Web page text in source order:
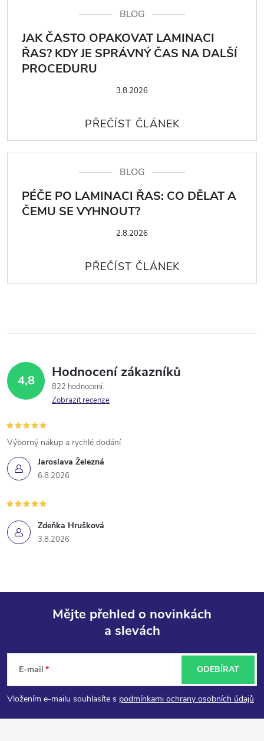
BLOG
JAK ČASTO OPAKOVAT LAMINACI
ŘAS? KDY JE SPRÁVNÝ ČAS NA DALŠÍ
PROCEDURU
3.8.2026
BLOG
PÉČE PO LAMINACI ŘAS: CO DĚLAT A
ČEMU SE VYHNOUT?
2.8.2026
4,8 Hodnocení zákazníků
822 hodnocení
Zobrazit recenze
Jaroslava Železná
6.8.2026
Výborný nákup a rychlé dodání
Zdeňka Hrušková
3.8.2026
p
Mějte přehled o novinkách
a slevách
E-mail
Vložením e-mailu souhlasíte s podmínkami ochrany osobních údajů
ODEBÍRAT